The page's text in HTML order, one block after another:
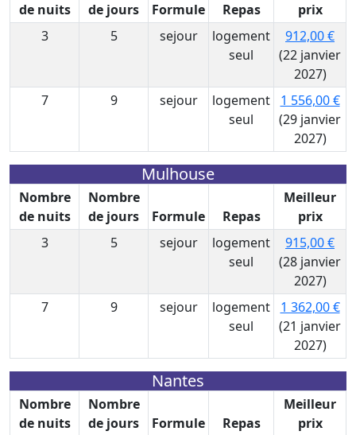
de nuits
de jours
Formule Repas
prix
3
5 sejour
logement
seul
912,00 €
(22 janvier
2027)
7
9 sejour
logement
seul
1 556,00 €
(29 janvier
2027)
Mulhouse
Nombre
de nuits
Nombre
de jours
Formule Repas
Meilleur
prix
3
5 sejour
logement
seul
915,00 €
(28 janvier
2027)
7
9 sejour
logement
seul
1 362,00 €
(21 janvier
2027)
Nantes
Nombre
de nuits
Nombre
de jours
Formule Repas
Meilleur
prix